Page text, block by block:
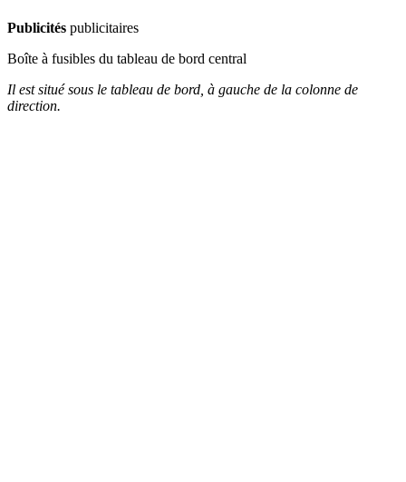
Publicités publicitaires
Boîte à fusibles du tableau de bord central
Il est situé sous le tableau de bord, à gauche de la colonne de
direction.